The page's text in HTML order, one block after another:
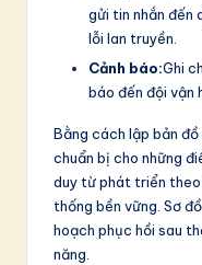
gửi tin nhắn đến
lỗi lan truyền.
Cảnh báo:Ghi
báo đến đội vận
Bằng cách lập bản
chuẩn bị cho những
duy từ phát triển theo
thống bền vững. Sơ
hoạch phục hồi sau
năng.